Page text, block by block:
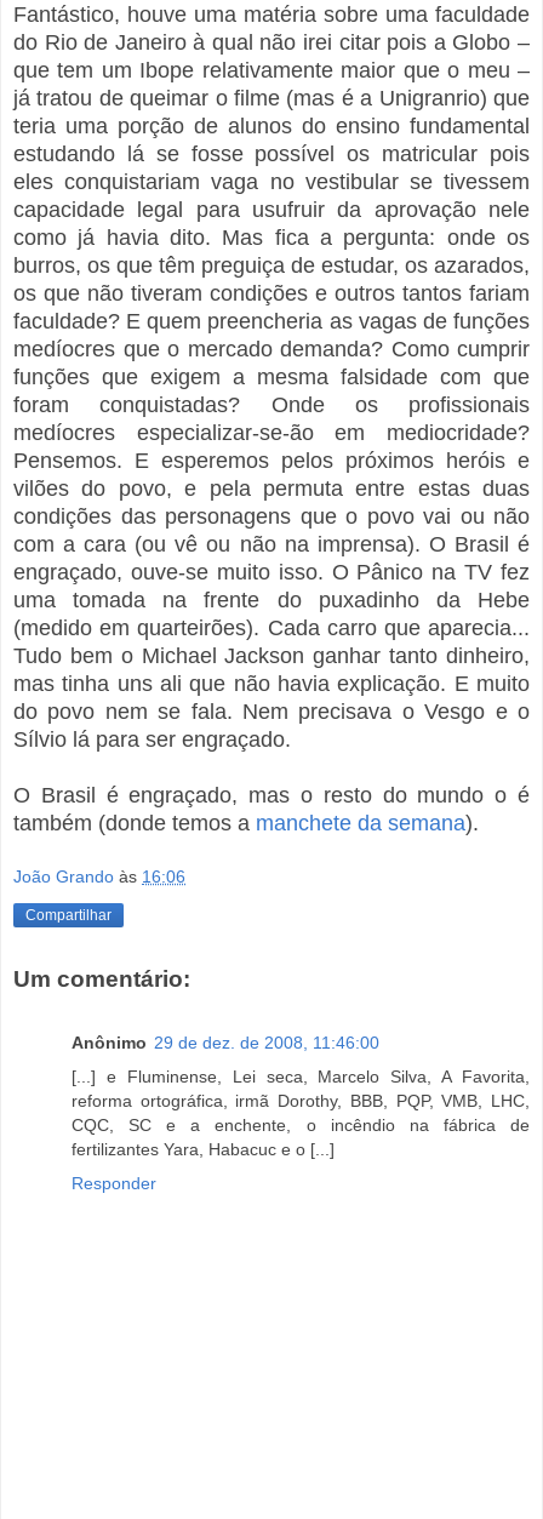
Fantástico, houve uma matéria sobre uma faculdade
do Rio de Janeiro à qual não irei citar pois a Globo –
que tem um Ibope relativamente maior que o meu –
já tratou de queimar o filme (mas é a Unigranrio) que
teria uma porção de alunos do ensino fundamental
estudando lá se fosse possível os matricular pois
eles conquistariam vaga no vestibular se tivessem
capacidade legal para usufruir da aprovação nele
como já havia dito. Mas fica a pergunta: onde os
burros, os que têm preguiça de estudar, os azarados,
os que não tiveram condições e outros tantos fariam
faculdade? E quem preencheria as vagas de funções
medíocres que o mercado demanda? Como cumprir
funções que exigem a mesma falsidade com que
foram conquistadas? Onde os profissionais
medíocres especializar-se-ão em mediocridade?
Pensemos. E esperemos pelos próximos heróis e
vilões do povo, e pela permuta entre estas duas
condições das personagens que o povo vai ou não
com a cara (ou vê ou não na imprensa). O Brasil é
engraçado, ouve-se muito isso. O Pânico na TV fez
uma tomada na frente do puxadinho da Hebe
(medido em quarteirões). Cada carro que aparecia...
Tudo bem o Michael Jackson ganhar tanto dinheiro,
mas tinha uns ali que não havia explicação. E muito
do povo nem se fala. Nem precisava o Vesgo e o
Sílvio lá para ser engraçado.
O Brasil é engraçado, mas o resto do mundo o é
também (donde temos a manchete da semana).
João Grando às 16:06
Compartilhar
Um comentário:
Anônimo 29 de dez. de 2008, 11:46:00
[...] e Fluminense, Lei seca, Marcelo Silva, A Favorita,
reforma ortográfica, irmã Dorothy, BBB, PQP, VMB, LHC,
CQC, SC e a enchente, o incêndio na fábrica de
fertilizantes Yara, Habacuc e o [...]
Responder